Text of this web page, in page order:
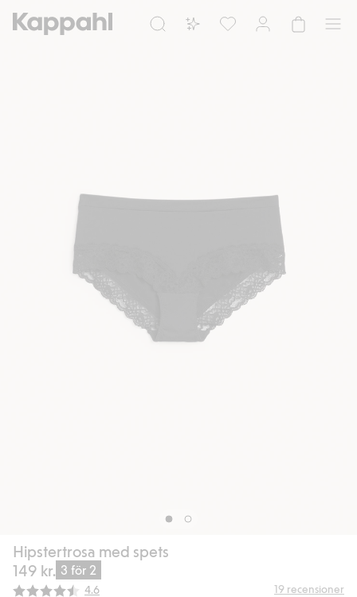
Hipstertrosa med spets
149 kr. 3 för 2
Snittbetyg:
4.6 19 recensioner